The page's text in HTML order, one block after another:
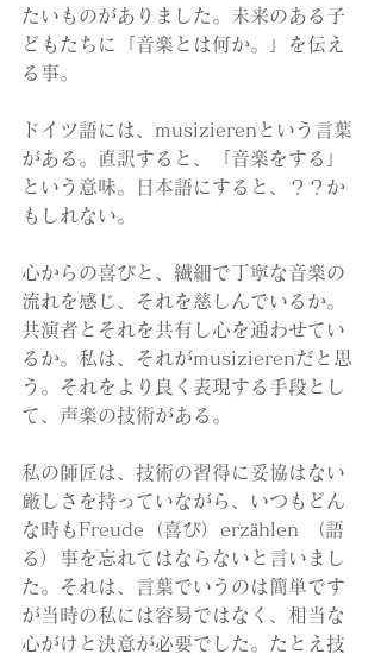
たいものがありました。未来のある子
どもたちに「音楽とは何か。」を伝え
る事。
ドイツ語には、musizierenという言葉
がある。直訳すると、「音楽をする」
という意味。日本語にすると、？？か
もしれない。
心からの喜びと、繊細で丁寧な音楽の
流れを感じ、それを慈しんでいるか。
共演者とそれを共有し心を通わせてい
るか。私は、それがmusizierenだと思
う。それをより良く表現する手段とし
て、声楽の技術がある。
私の師匠は、技術の習得に妥協はない
厳しさを持っていながら、いつもどん
な時もFreude（喜び）erzählen （語
る）事を忘れてはならないと言いまし
た。それは、言葉でいうのは簡単です
が当時の私には容易ではなく、相当な
心がけと決意が必要でした。たとえ技